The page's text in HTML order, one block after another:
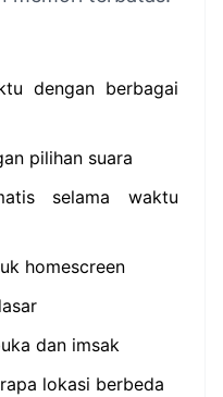
dengan berbagai
pilihan suara
selama waktu
homescreen
dan imsak
lokasi berbeda